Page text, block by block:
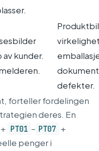
kunder.
defekter.
forteller fordelingen
deres. En
+ PT01 – PT07 +
penger i